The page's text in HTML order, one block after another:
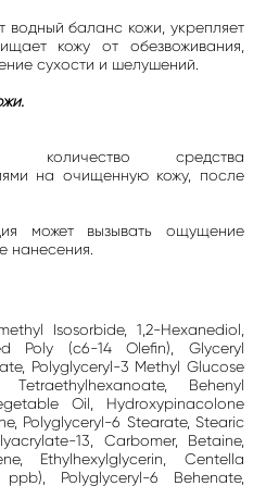
водный баланс кожи, укрепляет
кожу от обезвоживания,
сухости и шелушений.
количество средства
на очищенную кожу, после
может вызывать ощущение
нанесения.
Isosorbide, 1,2-Hexanediol,
Poly (c6-14 Olefin), Glyceryl
Polyglyceryl-3 Methyl Glucose
Tetraethylhexanoate, Behenyl
Oil, Hydroxypinacolone
Polyglyceryl-6 Stearate, Stearic
13, Carbomer, Betaine,
Ethylhexylglycerin, Centella
Polyglyceryl-6 Behenate,